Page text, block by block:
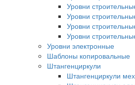
Уровни
Уровни
Уровни
Уровни
Уровни электронные
Шаблоны копировальные
Штангенциркули
Штангенциркули